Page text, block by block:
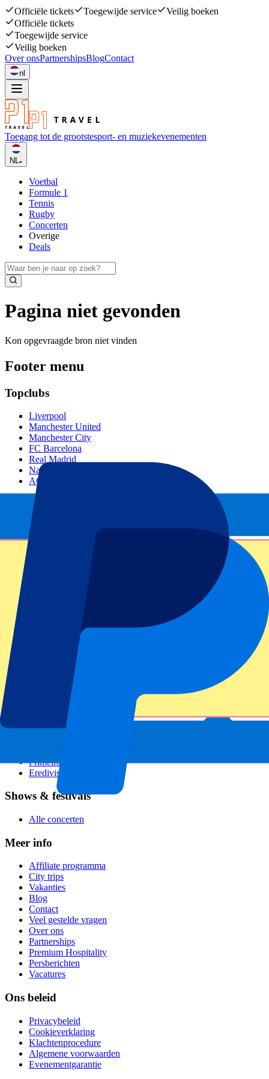
Officiële tickets Toegewijde service
Veilig boeken
Officiële tickets
Toegewijde service
Veilig boeken
Over onsPartnershipsBlogContact
nl
Toegang tot de grootstesport- en muziekevenementen
NL
Voetbal
Formule 1
Tennis
Rugby
Concerten
Overige
Deals
Pagina niet gevonden
Kon opgevraagde bron niet vinden
Footer menu
Topclubs
Liverpool
Manchester United
Manchester City
FC Barcelona
Real Madrid
Napoli
AC Milan
Populaire events
GP Spanje
Alle sporten
Voetbalcompetities
Champions League
Premier League
Serie A
Primeira Liga
Eredivisie
Shows & festivals
Alle concerten
Meer info
Affiliate programma
City trips
Vakanties
Blog
Contact
Veel gestelde vragen
Over ons
Partnerships
Premium Hospitality
Persberichten
Vacatures
Ons beleid
Privacybeleid
Cookieverklaring
Klachtenprocedure
Algemene voorwaarden
Evenementgarantie